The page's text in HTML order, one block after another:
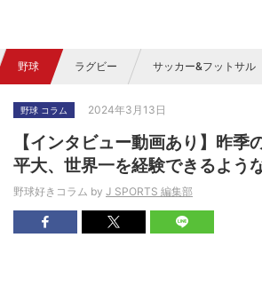
野球 ラグビー サッカー&フットサル
野球 コラム 2024年3月13日
【インタビュー動画あり】昨季
平大、世界一を経験できるよう
野球好きコラム by J SPORTS 編集部